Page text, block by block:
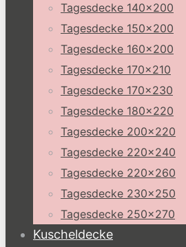
Tagesdecke 140×200
Tagesdecke 150×200
Tagesdecke 160×200
Tagesdecke 170×210
Tagesdecke 170×230
Tagesdecke 180×220
Tagesdecke 200×220
Tagesdecke 220×240
Tagesdecke 220×260
Tagesdecke 230×250
Tagesdecke 250×270
Kuscheldecke